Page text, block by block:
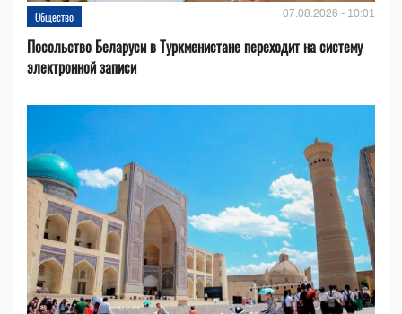
Общество 07.08.2026 - 10:01
Посольство Беларуси в Туркменистане переходит на систему
электронной записи